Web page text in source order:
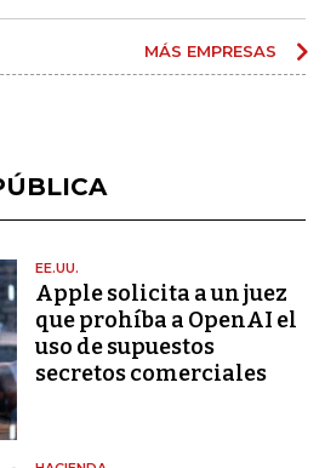
MÁS EMPRESAS
EE.UU.
Apple solicita a un juez
que prohíba a OpenAI el
uso de supuestos
secretos comerciales